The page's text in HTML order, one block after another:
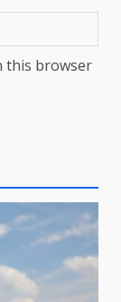
this browser